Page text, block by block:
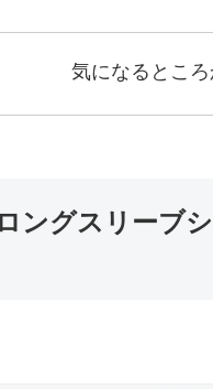
気になるとこ
ングスリーブ